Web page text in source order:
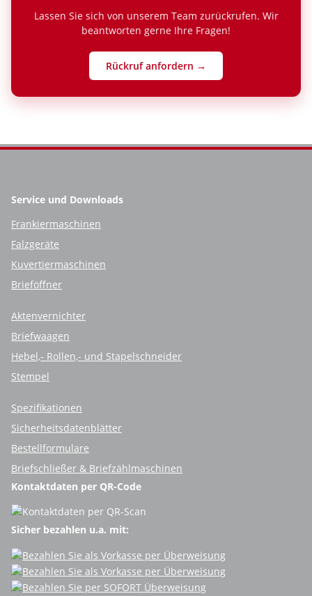
Lassen Sie sich von unserem Team zurückrufen. Wir
beantworten gerne Ihre Fragen!
Rückruf anfordern →
Service und Downloads
Frankiermaschinen
Falzgeräte
Kuvertiermaschinen
Brieföffner
Aktenvernichter
Briefwaagen
Hebel,- Rollen,- und Stapelschneider
Stempel
Spezifikationen
Sicherheitsdatenblätter
Bestellformulare
Briefschließer & Briefzählmaschinen
Kontaktdaten per QR-Code
Sicher bezahlen u.a. mit: